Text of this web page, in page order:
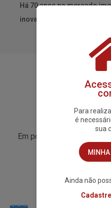
Há 70 anos no mercado
inovação.
Jornada
Em poucos cliques você
E o melhor:
Para
é
sua
MINHA
Ainda não